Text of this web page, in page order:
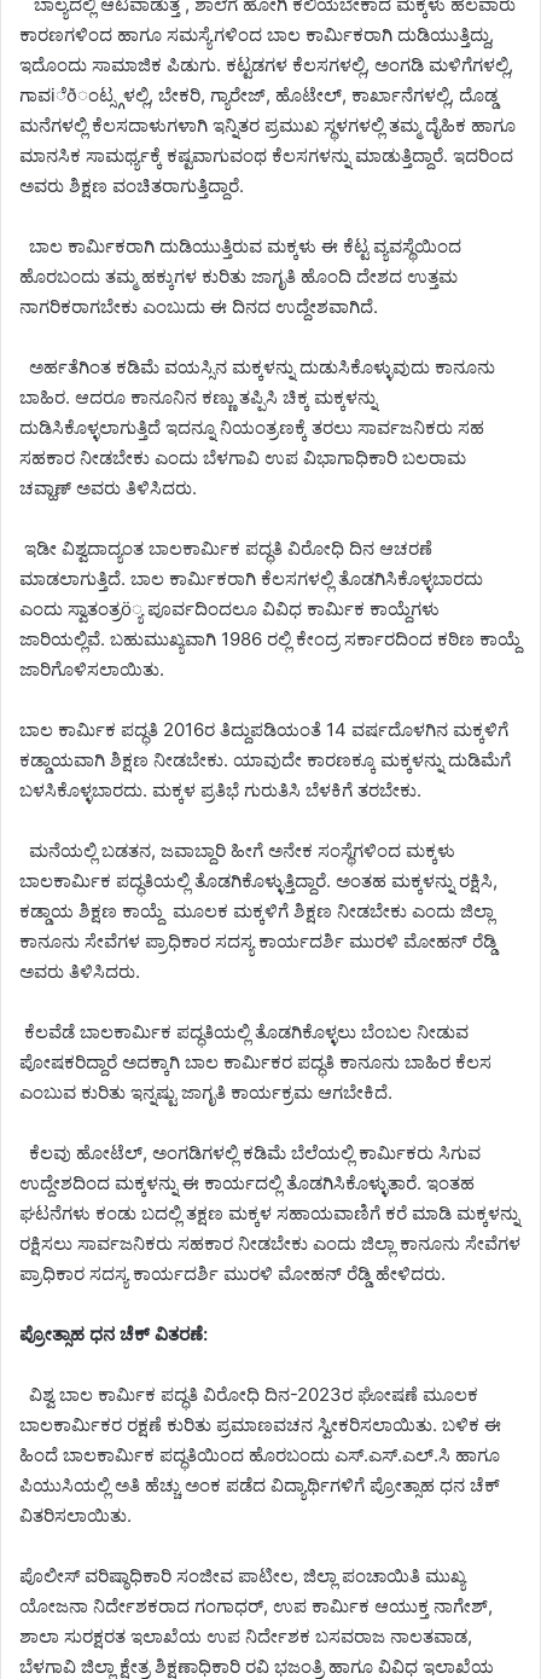
ಕಾರಣಗಳಿಂದ ಹಾಗೂ ಸಮಸ್ಯೆಗಳಿಂದ ಬಾಲ ಕಾರ್ಮಿಕರಾಗಿ ದುಡಿಯುತ್ತಿದ್ದು,
ಇದೊಂದು ಸಾಮಾಜಿಕ ಪಿಡುಗು. ಕಟ್ಟಡಗಳ ಕೆಲಸಗಳಲ್ಲಿ, ಅಂಗಡಿ ಮಳಿಗೆಗಳಲ್ಲಿ,
ಗಾವiೆðಂಟ್ಸ್ಗಳಲ್ಲಿ, ಬೇಕರಿ, ಗ್ಯಾರೇಜ್, ಹೊಟೇಲ್, ಕಾರ್ಖಾನೆಗಳಲ್ಲಿ, ದೊಡ್ಡ
ಮನೆಗಳಲ್ಲಿ ಕೆಲಸದಾಳುಗಳಾಗಿ ಇನ್ನಿತರ ಪ್ರಮುಖ ಸ್ಥಳಗಳಲ್ಲಿ ತಮ್ಮ ದೈಹಿಕ ಹಾಗೂ
ಮಾನಸಿಕ ಸಾಮರ್ಥ್ಯಕ್ಕೆ ಕಷ್ಟವಾಗುವಂಥ ಕೆಲಸಗಳನ್ನು ಮಾಡುತ್ತಿದ್ದಾರೆ. ಇದರಿಂದ
ಅವರು ಶಿಕ್ಷಣ ವಂಚಿತರಾಗುತ್ತಿದ್ದಾರೆ.
ಬಾಲ ಕಾರ್ಮಿಕರಾಗಿ ದುಡಿಯುತ್ತಿರುವ ಮಕ್ಕಳು ಈ ಕೆಟ್ಟ ವ್ಯವಸ್ಥೆಯಿಂದ
ಹೊರಬಂದು ತಮ್ಮ ಹಕ್ಕುಗಳ ಕುರಿತು ಜಾಗೃತಿ ಹೊಂದಿ ದೇಶದ ಉತ್ತಮ
ನಾಗರಿಕರಾಗಬೇಕು ಎಂಬುದು ಈ ದಿನದ ಉದ್ದೇಶವಾಗಿದೆ.
ಅರ್ಹತೆಗಿಂತ ಕಡಿಮೆ ವಯಸ್ಸಿನ ಮಕ್ಕಳನ್ನು ದುಡುಸಿಕೊಳ್ಳುವುದು ಕಾನೂನು
ಬಾಹಿರ. ಆದರೂ ಕಾನೂನಿನ ಕಣ್ಣು ತಪ್ಪಿಸಿ ಚಿಕ್ಕ ಮಕ್ಕಳನ್ನು
ದುಡಿಸಿಕೊಳ್ಳಲಾಗುತ್ತಿದೆ ಇದನ್ನೂ ನಿಯಂತ್ರಣಕ್ಕೆ ತರಲು ಸಾರ್ವಜನಿಕರು ಸಹ
ಸಹಕಾರ ನೀಡಬೇಕು ಎಂದು ಬೆಳಗಾವಿ ಉಪ ವಿಭಾಗಾಧಿಕಾರಿ ಬಲರಾಮ
ಚವ್ಹಾಣ್ ಅವರು ತಿಳಿಸಿದರು.
ಇಡೀ ವಿಶ್ವದಾದ್ಯಂತ ಬಾಲಕಾರ್ಮಿಕ ಪದ್ಧತಿ ವಿರೋಧಿ ದಿನ ಆಚರಣೆ
ಮಾಡಲಾಗುತ್ತಿದೆ. ಬಾಲ ಕಾರ್ಮಿಕರಾಗಿ ಕೆಲಸಗಳಲ್ಲಿ ತೊಡಗಿಸಿಕೊಳ್ಳಬಾರದು
ಎಂದು ಸ್ವಾತಂತ್ರö್ಯ ಪೂರ್ವದಿಂದಲೂ ವಿವಿಧ ಕಾರ್ಮಿಕ ಕಾಯ್ದೆಗಳು
ಜಾರಿಯಲ್ಲಿವೆ. ಬಹುಮುಖ್ಯವಾಗಿ 1986 ರಲ್ಲಿ ಕೇಂದ್ರ ಸರ್ಕಾರದಿಂದ ಕಠಿಣ ಕಾಯ್ದೆ
ಜಾರಿಗೊಳಿಸಲಾಯಿತು.
ಬಾಲ ಕಾರ್ಮಿಕ ಪದ್ಧತಿ 2016ರ ತಿದ್ದುಪಡಿಯಂತೆ 14 ವರ್ಷದೊಳಗಿನ ಮಕ್ಕಳಿಗೆ
ಕಡ್ಡಾಯವಾಗಿ ಶಿಕ್ಷಣ ನೀಡಬೇಕು. ಯಾವುದೇ ಕಾರಣಕ್ಕೂ ಮಕ್ಕಳನ್ನು ದುಡಿಮೆಗೆ
ಬಳಸಿಕೊಳ್ಳಬಾರದು. ಮಕ್ಕಳ ಪ್ರತಿಭೆ ಗುರುತಿಸಿ ಬೆಳಕಿಗೆ ತರಬೇಕು.
ಮನೆಯಲ್ಲಿ ಬಡತನ, ಜವಾಬ್ದಾರಿ ಹೀಗೆ ಅನೇಕ ಸಂಸ್ಥೆಗಳಿಂದ ಮಕ್ಕಳು
ಬಾಲಕಾರ್ಮಿಕ ಪದ್ಧತಿಯಲ್ಲಿ ತೊಡಗಿಕೊಳ್ಳುತ್ತಿದ್ದಾರೆ. ಅಂತಹ ಮಕ್ಕಳನ್ನು ರಕ್ಷಿಸಿ,
ಕಡ್ಡಾಯ ಶಿಕ್ಷಣ ಕಾಯ್ದೆ ಮೂಲಕ ಮಕ್ಕಳಿಗೆ ಶಿಕ್ಷಣ ನೀಡಬೇಕು ಎಂದು ಜಿಲ್ಲಾ
ಕಾನೂನು ಸೇವೆಗಳ ಪ್ರಾಧಿಕಾರ ಸದಸ್ಯ ಕಾರ್ಯದರ್ಶಿ ಮುರಳಿ ಮೋಹನ್ ರೆಡ್ಡಿ
ಅವರು ತಿಳಿಸಿದರು.
ಕೆಲವೆಡೆ ಬಾಲಕಾರ್ಮಿಕ ಪದ್ಧತಿಯಲ್ಲಿ ತೊಡಗಿಕೊಳ್ಳಲು ಬೆಂಬಲ ನೀಡುವ
ಪೋಷಕರಿದ್ದಾರೆ ಅದಕ್ಕಾಗಿ ಬಾಲ ಕಾರ್ಮಿಕರ ಪದ್ಧತಿ ಕಾನೂನು ಬಾಹಿರ ಕೆಲಸ
ಎಂಬುವ ಕುರಿತು ಇನ್ನಷ್ಟು ಜಾಗೃತಿ ಕಾರ್ಯಕ್ರಮ ಆಗಬೇಕಿದೆ.
ಕೆಲವು ಹೋಟೆಲ್, ಅಂಗಡಿಗಳಲ್ಲಿ ಕಡಿಮೆ ಬೆಲೆಯಲ್ಲಿ ಕಾರ್ಮಿಕರು ಸಿಗುವ
ಉದ್ದೇಶದಿಂದ ಮಕ್ಕಳನ್ನು ಈ ಕಾರ್ಯದಲ್ಲಿ ತೊಡಗಿಸಿಕೊಳ್ಳುತಾರೆ. ಇಂತಹ
ಘಟನೆಗಳು ಕಂಡು ಬದಲ್ಲಿ ತಕ್ಷಣ ಮಕ್ಕಳ ಸಹಾಯವಾಣಿಗೆ ಕರೆ ಮಾಡಿ ಮಕ್ಕಳನ್ನು
ರಕ್ಷಿಸಲು ಸಾರ್ವಜನಿಕರು ಸಹಕಾರ ನೀಡಬೇಕು ಎಂದು ಜಿಲ್ಲಾ ಕಾನೂನು ಸೇವೆಗಳ
ಪ್ರಾಧಿಕಾರ ಸದಸ್ಯ ಕಾರ್ಯದರ್ಶಿ ಮುರಳಿ ಮೋಹನ್ ರೆಡ್ಡಿ ಹೇಳಿದರು.
ಪ್ರೋತ್ಸಾಹ ಧನ ಚೆಕ್ ವಿತರಣೆ:
ವಿಶ್ವ ಬಾಲ ಕಾರ್ಮಿಕ ಪದ್ಧತಿ ವಿರೋಧಿ ದಿನ-2023ರ ಘೋಷಣೆ ಮೂಲಕ
ಬಾಲಕಾರ್ಮಿಕರ ರಕ್ಷಣೆ ಕುರಿತು ಪ್ರಮಾಣವಚನ ಸ್ವೀಕರಿಸಲಾಯಿತು. ಬಳಿಕ ಈ
ಹಿಂದೆ ಬಾಲಕಾರ್ಮಿಕ ಪದ್ಧತಿಯಿಂದ ಹೊರಬಂದು ಎಸ್.ಎಸ್.ಎಲ್.ಸಿ ಹಾಗೂ
ಪಿಯುಸಿಯಲ್ಲಿ ಅತಿ ಹೆಚ್ಚು ಅಂಕ ಪಡೆದ ವಿದ್ಯಾರ್ಥಿಗಳಿಗೆ ಪ್ರೋತ್ಸಾಹ ಧನ ಚೆಕ್
ವಿತರಿಸಲಾಯಿತು.
ಪೊಲೀಸ್ ವರಿಷ್ಠಾಧಿಕಾರಿ ಸಂಜೀವ ಪಾಟೀಲ, ಜಿಲ್ಲಾ ಪಂಚಾಯಿತಿ ಮುಖ್ಯ
ಯೋಜನಾ ನಿರ್ದೇಶಕರಾದ ಗಂಗಾಧರ್, ಉಪ ಕಾರ್ಮಿಕ ಆಯುಕ್ತ ನಾಗೇಶ್,
ಶಾಲಾ ಸುರಕ್ಷರತ ಇಲಾಖೆಯ ಉಪ ನಿರ್ದೇಶಕ ಬಸವರಾಜ ನಾಲತವಾಡ,
ಬೆಳಗಾವಿ ಜಿಲ್ಲಾ ಕ್ಷೇತ್ರ ಶಿಕ್ಷಣಾಧಿಕಾರಿ ರವಿ ಭಜಂತ್ರಿ ಹಾಗೂ ವಿವಿಧ ಇಲಾಖೆಯ